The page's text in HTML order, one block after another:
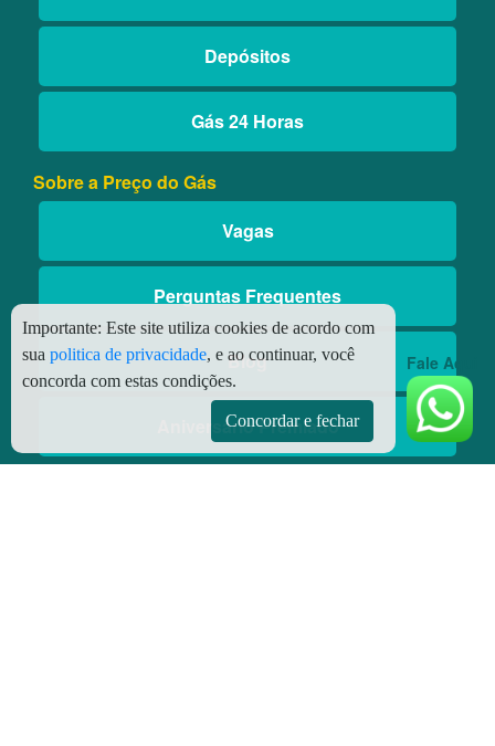
Fale Aqui
Depósitos
Gás 24 Horas
Sobre a Preço do Gás
Vagas
Perguntas Frequentes
Blog
Aniversário Premiado
Importante: Este site utiliza cookies de acordo com
sua politica de privacidade, e ao continuar, você
concorda com estas condições.
Concordar e fechar